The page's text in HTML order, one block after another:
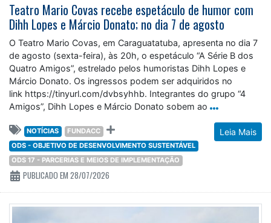
Teatro Mario Covas recebe espetáculo de humor com
Dihh Lopes e Márcio Donato; no dia 7 de agosto
O Teatro Mario Covas, em Caraguatatuba, apresenta no dia 7
de agosto (sexta-feira), às 20h, o espetáculo “A Série B dos
Quatro Amigos”, estrelado pelos humoristas Dihh Lopes e
Márcio Donato. Os ingressos podem ser adquiridos no
link https://tinyurl.com/dvbsyhhb. Integrantes do grupo “4
Amigos”, Dihh Lopes e Márcio Donato sobem ao
Leia Mais
NOTÍCIAS
FUNDACC
ODS - OBJETIVO DE DESENVOLVIMENTO SUSTENTÁVEL
ODS 17 - PARCERIAS E MEIOS DE IMPLEMENTAÇÃO
PUBLICADO EM 28/07/2026